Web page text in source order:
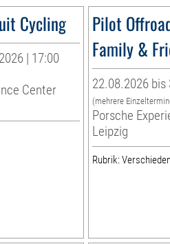
Cycling
| 17:00
Center
Pilot
Family &
22.08.2026
(mehrere
Porsche
Leipzig
Rubrik: